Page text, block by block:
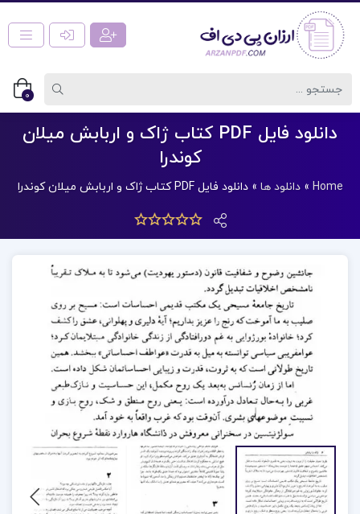
0
دانلود فایل PDF کتاب ژاک و اربابش میلان
کوندرا
Home
»دانلود ها »دانلود فایل PDF کتاب ژاک و اربابش میلان کوندرا